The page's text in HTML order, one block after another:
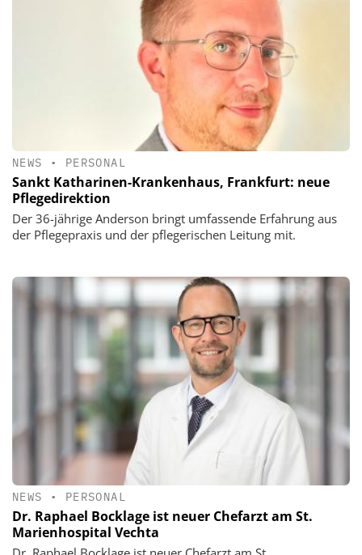
NEWS • PERSONAL
Sankt Katharinen-Krankenhaus, Frankfurt: neue
Pflegedirektion
Der 36-jährige Anderson bringt umfassende Erfahrung aus
der Pflegepraxis und der pflegerischen Leitung mit.
NEWS • PERSONAL
Dr. Raphael Bocklage ist neuer Chefarzt am St.
Marienhospital Vechta